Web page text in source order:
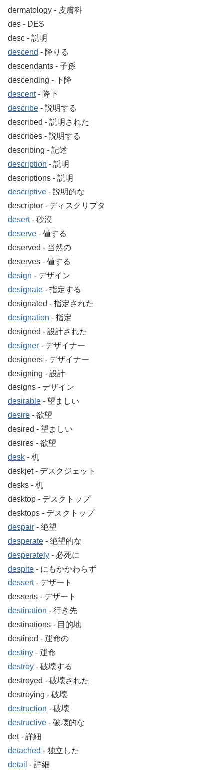
dermatology ‐ 皮膚科
des ‐ DES
desc ‐ 説明
descend ‐ 降りる
descendants ‐ 子孫
descending ‐ 下降
descent‐ 降下
describe ‐ 説明する
described ‐ 説明された
describes ‐ 説明する
describing ‐ 記述
description ‐ 説明
descriptions ‐ 説明
descriptive ‐ 説明的な
descriptor ‐ ディスクリプタ
desert‐ 砂漠
deserve ‐ 値する
deserved ‐ 当然の
deserves ‐ 値する
design ‐ デザイン
designate ‐ 指定する
designated ‐ 指定された
designation ‐ 指定
designed ‐ 設計された
designer ‐ デザイナー
designers ‐ デザイナー
designing ‐ 設計
designs ‐ デザイン
desirable ‐ 望ましい
desire ‐ 欲望
desired ‐ 望ましい
desires ‐ 欲望
desk ‐ 机
deskjet ‐ デスクジェット
desks ‐ 机
desktop ‐ デスクトップ
desktops ‐ デスクトップ
despair ‐ 絶望
desperate ‐ 絶望的な
desperately ‐ 必死に
despite ‐ にもかかわらず
dessert‐ デザート
desserts ‐ デザート
destination ‐ 行き先
destinations ‐ 目的地
destined ‐ 運命の
destiny ‐ 運命
destroy ‐ 破壊する
destroyed ‐ 破壊された
destroying ‐ 破壊
destruction ‐ 破壊
destructive ‐ 破壊的な
det ‐ 詳細
detached ‐ 独立した
detail ‐ 詳細